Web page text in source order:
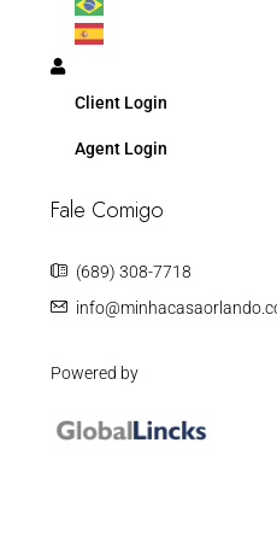
Client Login
Agent Login
Fale Comigo
(689) 308-7718
Powered by